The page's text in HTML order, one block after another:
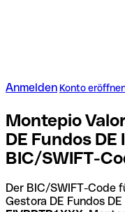
Anmelden Konto
Montepio
DE Fundos
BIC/SWIFT-
Der BIC/SWIFT-Code
Gestora DE Fundos